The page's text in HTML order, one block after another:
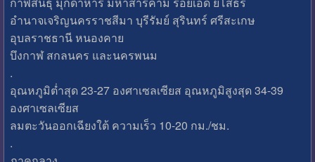
อำนาจเจริญนครราชสีมา บุรีรัมย์ สุรินทร์ ศรีสะเกษ
อุบลราชธานี หนองคาย
บึงกาฬ สกลนคร และนครพนม
.
อุณหภูมิต่ำสุด 23-27 องศาเซลเซียส อุณหภูมิสูงสุด 34-39
องศาเซลเซียส
ลมตะวันออกเฉียงใต้ ความเร็ว 10-20 กม./ชม.
.